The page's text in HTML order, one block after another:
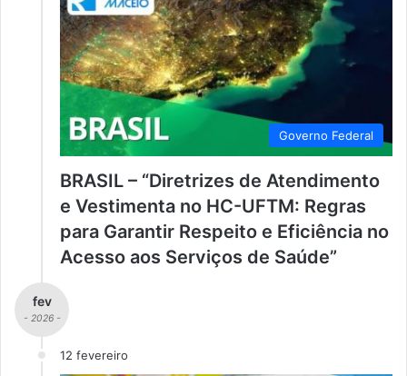
Governo Federal
BRASIL – “Diretrizes de Atendimento
e Vestimenta no HC-UFTM: Regras
para Garantir Respeito e Eficiência no
Acesso aos Serviços de Saúde”
fev
- 2026 -
12 fevereiro